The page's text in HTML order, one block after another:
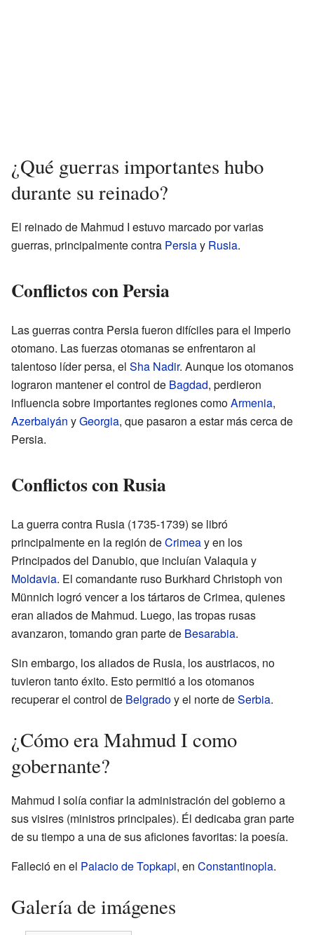
¿Qué guerras importantes hubo
durante su reinado?
El reinado de Mahmud I estuvo marcado por varias
guerras, principalmente contra Persiay Rusia.
Conflictos con Persia
Las guerras contra Persia fueron difíciles para el Imperio
otomano. Las fuerzas otomanas se enfrentaron al
talentoso líder persa, el Sha Nadir. Aunque los otomanos
lograron mantener el control de Bagdad, perdieron
influencia sobre importantes regiones comoArmenia,
Azerbaiyán yGeorgia, que pasaron a estar más cerca de
Persia.
Conflictos con Rusia
La guerra contra Rusia (1735-1739) se libró
principalmente en la región deCrimeay en los
Principados del Danubio, que incluían Valaquia y
Moldavia. El comandante ruso Burkhard Christoph von
Münnich logró vencer a los tártaros de Crimea, quienes
eran aliados de Mahmud. Luego, las tropas rusas
avanzaron, tomando gran parte de Besarabia.
Sin embargo, los aliados de Rusia, los austriacos, no
tuvieron tanto éxito. Esto permitió a los otomanos
recuperar el control de Belgradoy el norte deSerbia.
¿Cómo era Mahmud I como
gobernante?
Mahmud I solía confiar la administración del gobierno a
sus visires (ministros principales). Él dedicaba gran parte
de su tiempo a una de sus aficiones favoritas: la poesía.
Falleció en el Palacio de Topkapi, en Constantinopla.
Galería de imágenes